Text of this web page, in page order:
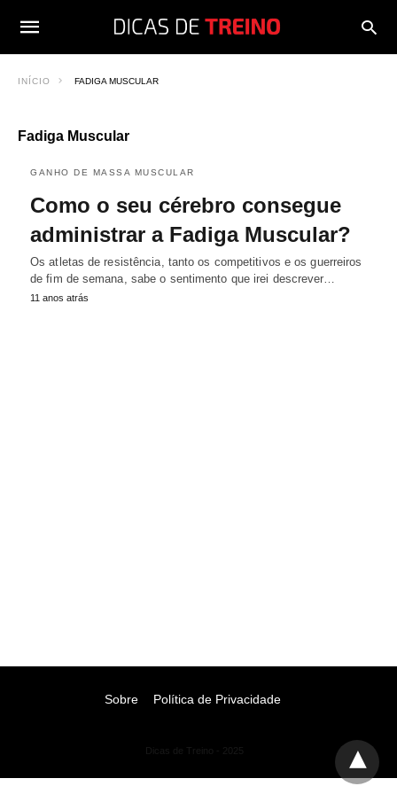
INÍCIO FADIGA MUSCULAR
Fadiga Muscular
GANHO DE MASSA MUSCULAR
Como o seu cérebro consegue
administrar a Fadiga Muscular?
Os atletas de resistência, tanto os competitivos e os guerreiros
de fim de semana, sabe o sentimento que irei descrever…
11 anos atrás
Sobre Política de Privacidade
Dicas de Treino - 2025